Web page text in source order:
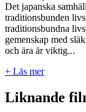
Det japanska
traditionsbunden
traditionsbundna
gemenskap med
och ära är viktig...
+ Läs mer
Liknande